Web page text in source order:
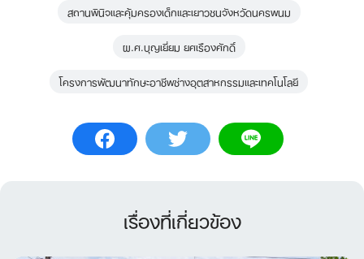
สถานพินิจและคุ้มครองเด็กและเยาวชนจังหวัดนครพนม
ผ.ศ.บุญเยี่ยม ยศเรืองศักดิ์
โครงการพัฒนาทักษะอาชีพช่างอุตสาหกรรมและเทคโนโลยี
เรื่องที่เกี่ยวข้อง